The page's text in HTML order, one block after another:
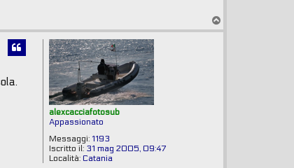
o
alexcacciafotosub
Appassionato
Messaggi: 1193
Iscritto il: 31 mag 2005, 09:47
Località: Catania